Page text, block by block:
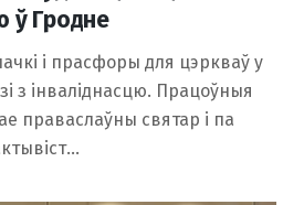
ў Гродне
і прасфоры для цэркваў у
з інваліднасцю. Працоўныя
праваслаўны святар і па